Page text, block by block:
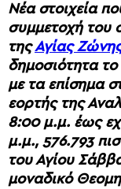
Νέα στοιχεία
συμμετοχή του
τηςΑγίας
δημοσιότητα
με τα επίσημα
εορτής της
8:00 μ.μ. έως
μ.μ., 576.793
του Αγίου
μοναδικό